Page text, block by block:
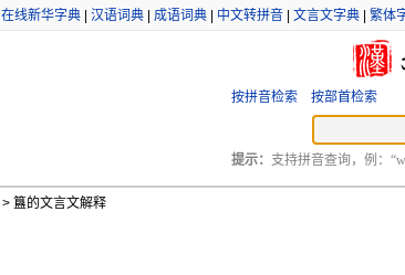
在线新华字典| 汉语词典| 成语词典| 中文转拼音| 文言文字典| 繁体
按拼音检索 按部首检索
提示： 支持拼音查询，例：
>簋的文言文解释